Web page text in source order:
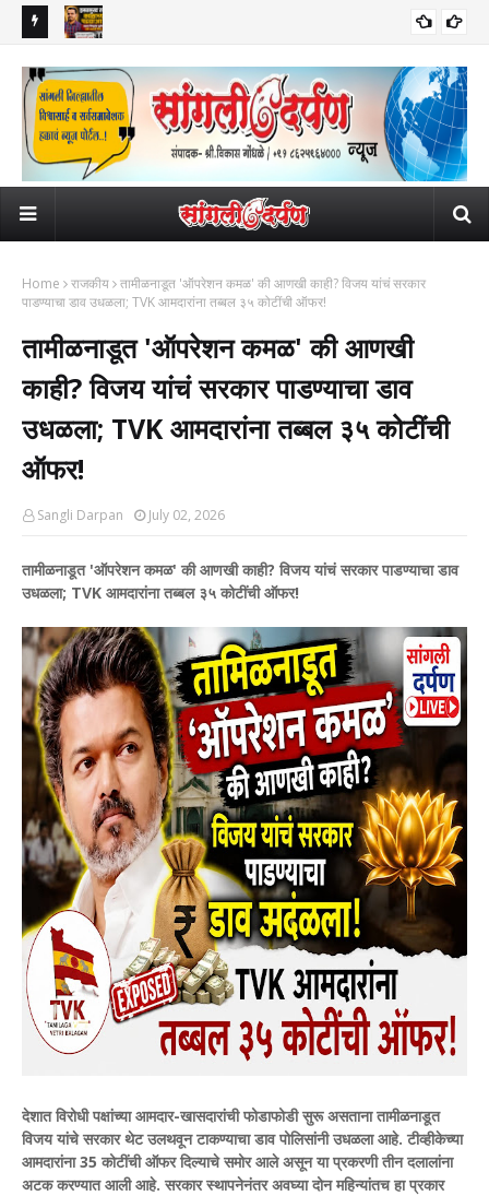
लहान मुलींनी गमावले छत्र
भावपूर्ण श्रद्धांजली
Home राजकीय तामीळनाडूत 'ऑपरेशन कमळ' की आणखी काही? विजय यांचं सरकार
पाडण्याचा डाव उधळला; TVK आमदारांना तब्बल ३५ कोटींची ऑफर!
तामीळनाडूत 'ऑपरेशन कमळ' की आणखी
काही? विजय यांचं सरकार पाडण्याचा डाव
उधळला; TVK आमदारांना तब्बल ३५ कोटींची
ऑफर!
Sangli Darpan July 02, 2026
तामीळनाडूत 'ऑपरेशन कमळ' की आणखी काही? विजय यांचं सरकार पाडण्याचा डाव
उधळला; TVK आमदारांना तब्बल ३५ कोटींची ऑफर!
देशात विरोधी पक्षांच्या आमदार-खासदारांची फोडाफोडी सुरू असताना तामीळनाडूत
विजय यांचे सरकार थेट उलथवून टाकण्याचा डाव पोलिसांनी उधळला आहे. टीव्हीकेच्या
आमदारांना 35 कोटींची ऑफर दिल्याचे समोर आले असून या प्रकरणी तीन दलालांना
अटक करण्यात आली आहे. सरकार स्थापनेनंतर अवघ्या दोन महिन्यांतच हा प्रकार